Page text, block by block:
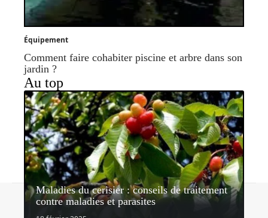
Équipement
Comment faire cohabiter piscine et arbre dans son
jardin ?
Au top
Maladies du cerisier : conseils de traitement
contre maladies et parasites
Contact Mentions légales Sitemap